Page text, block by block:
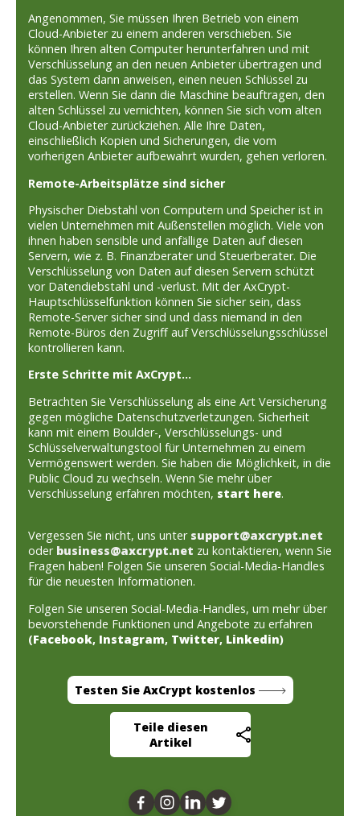
Angenommen, Sie müssen Ihren Betrieb von einem
Cloud-Anbieter zu einem anderen verschieben. Sie
können Ihren alten Computer herunterfahren und mit
Verschlüsselung an den neuen Anbieter übertragen und
das System dann anweisen, einen neuen Schlüssel zu
erstellen. Wenn Sie dann die Maschine beauftragen, den
alten Schlüssel zu vernichten, können Sie sich vom alten
Cloud-Anbieter zurückziehen. Alle Ihre Daten,
einschließlich Kopien und Sicherungen, die vom
vorherigen Anbieter aufbewahrt wurden, gehen verloren.
Remote-Arbeitsplätze sind sicher
Physischer Diebstahl von Computern und Speicher ist in
vielen Unternehmen mit Außenstellen möglich. Viele von
ihnen haben sensible und anfällige Daten auf diesen
Servern, wie z. B. Finanzberater und Steuerberater. Die
Verschlüsselung von Daten auf diesen Servern schützt
vor Datendiebstahl und -verlust. Mit der AxCrypt-
Hauptschlüsselfunktion können Sie sicher sein, dass
Remote-Server sicher sind und dass niemand in den
Remote-Büros den Zugriff auf Verschlüsselungsschlüssel
kontrollieren kann.
Erste Schritte mit AxCrypt...
Betrachten Sie Verschlüsselung als eine Art Versicherung
gegen mögliche Datenschutzverletzungen. Sicherheit
kann mit einem Boulder-, Verschlüsselungs- und
Schlüsselverwaltungstool für Unternehmen zu einem
Vermögenswert werden. Sie haben die Möglichkeit, in die
Public Cloud zu wechseln. Wenn Sie mehr über
Verschlüsselung erfahren möchten, start here.
Vergessen Sie nicht, uns unter support@axcrypt.net
oder business@axcrypt.net zu kontaktieren, wenn Sie
Fragen haben! Folgen Sie unseren Social-Media-Handles
für die neuesten Informationen.
Folgen Sie unseren Social-Media-Handles, um mehr über
bevorstehende Funktionen und Angebote zu erfahren
(Facebook, Instagram, Twitter, Linkedin)
Testen Sie AxCrypt kostenlos
Teile diesen
Artikel